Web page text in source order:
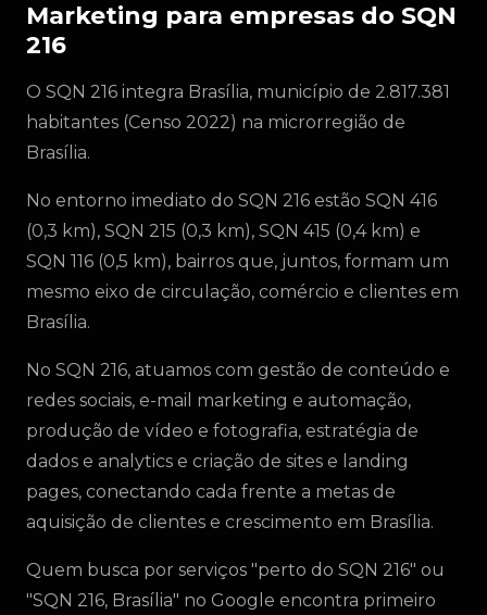
Marketing para empresas do SQN
216
O SQN 216 integra Brasília, município de 2.817.381
habitantes (Censo 2022) na microrregião de
Brasília.
No entorno imediato do SQN 216 estão SQN 416
(0,3 km), SQN 215 (0,3 km), SQN 415 (0,4 km) e
SQN 116 (0,5 km), bairros que, juntos, formam um
mesmo eixo de circulação, comércio e clientes em
Brasília.
No SQN 216, atuamos com gestão de conteúdo e
redes sociais, e-mail marketing e automação,
produção de vídeo e fotografia, estratégia de
dados e analytics e criação de sites e landing
pages, conectando cada frente a metas de
aquisição de clientes e crescimento em Brasília.
Quem busca por serviços "perto do SQN 216" ou
"SQN 216, Brasília" no Google encontra primeiro